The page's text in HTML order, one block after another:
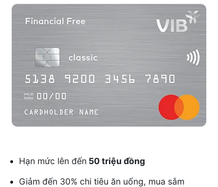
Hạn mức lên đến 50 triệu đồng
Giảm đến 30% chi tiêu ăn uống, mua sắm